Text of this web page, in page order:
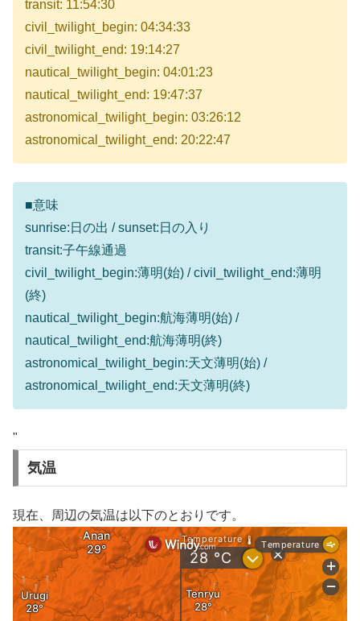
transit: 11:54:30
civil_twilight_begin: 04:34:33
civil_twilight_end: 19:14:27
nautical_twilight_begin: 04:01:23
nautical_twilight_end: 19:47:37
astronomical_twilight_begin: 03:26:12
astronomical_twilight_end: 20:22:47
■意味
sunrise:日の出 / sunset:日の入り
transit:子午線通過
civil_twilight_begin:薄明(始) / civil_twilight_end:薄明
(終)
nautical_twilight_begin:航海薄明(始) /
nautical_twilight_end:航海薄明(終)
astronomical_twilight_begin:天文薄明(始) /
astronomical_twilight_end:天文薄明(終)
"
気温
現在、周辺の気温は以下のとおりです。